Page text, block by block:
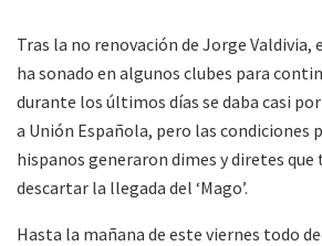
Tras la no renovación de Jorge Valdivia,
ha sonado en algunos clubes para
durante los últimos días se daba casi
a Unión Española, pero las condiciones
hispanos generaron dimes y diretes
descartar la llegada del ‘Mago’.
Hasta la mañana de este viernes todo